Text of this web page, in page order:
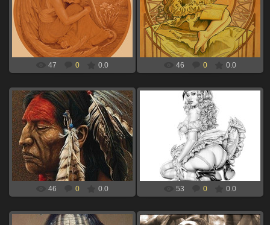
девушка ангел для выжигания по
дереву
xBOINGx
47 0 0.0
девушка со свичей для выжигания
по дереву
xBOINGx
46 0 0.0
06.09.2024
индеец для выжигания по дереву
xBOINGx
46 0 0.0
06.09.2024
девушка сидит для выжигания по
дереву
xBOINGx
53 0 0.0